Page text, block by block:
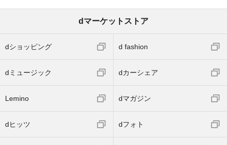
dマーケットストア
dショッピング d fashion
dミュージック dカーシェア
Lemino dマガジン
dヒッツ dフォト